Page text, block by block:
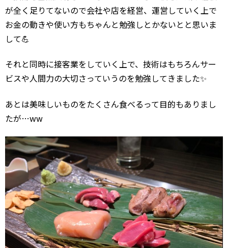
が全く足りてないので会社や店を経営、運営していく上で
お金の動きや使い方もちゃんと勉強しとかないとと思いま
して💪
それと同時に接客業をしていく上で、技術はもちろんサー
ビスや人間力の大切さっていうのを勉強してきました✨
あとは美味しいものをたくさん食べるって目的もありまし
たが…ww